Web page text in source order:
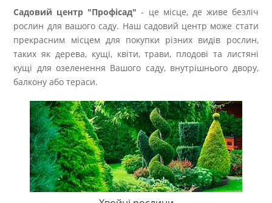
Садовий центр "Профісад" - це місце, де живе безліч
рослин для вашого саду. Наш садовий центр може стати
прекрасним місцем для покупки різних видів рослин,
таких як дерева, кущі, квіти, трави, плодові та листяні
кущі для озеленення Вашого саду, внутрішнього двору,
балкону або тераси.